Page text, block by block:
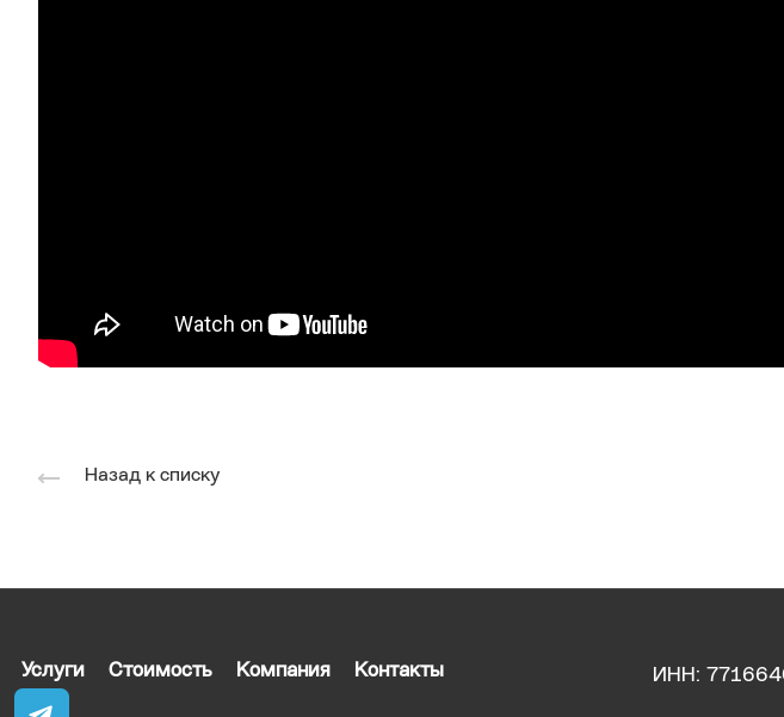
Назад к списку
Услуги Стоимость Компания Контакты ИНН: